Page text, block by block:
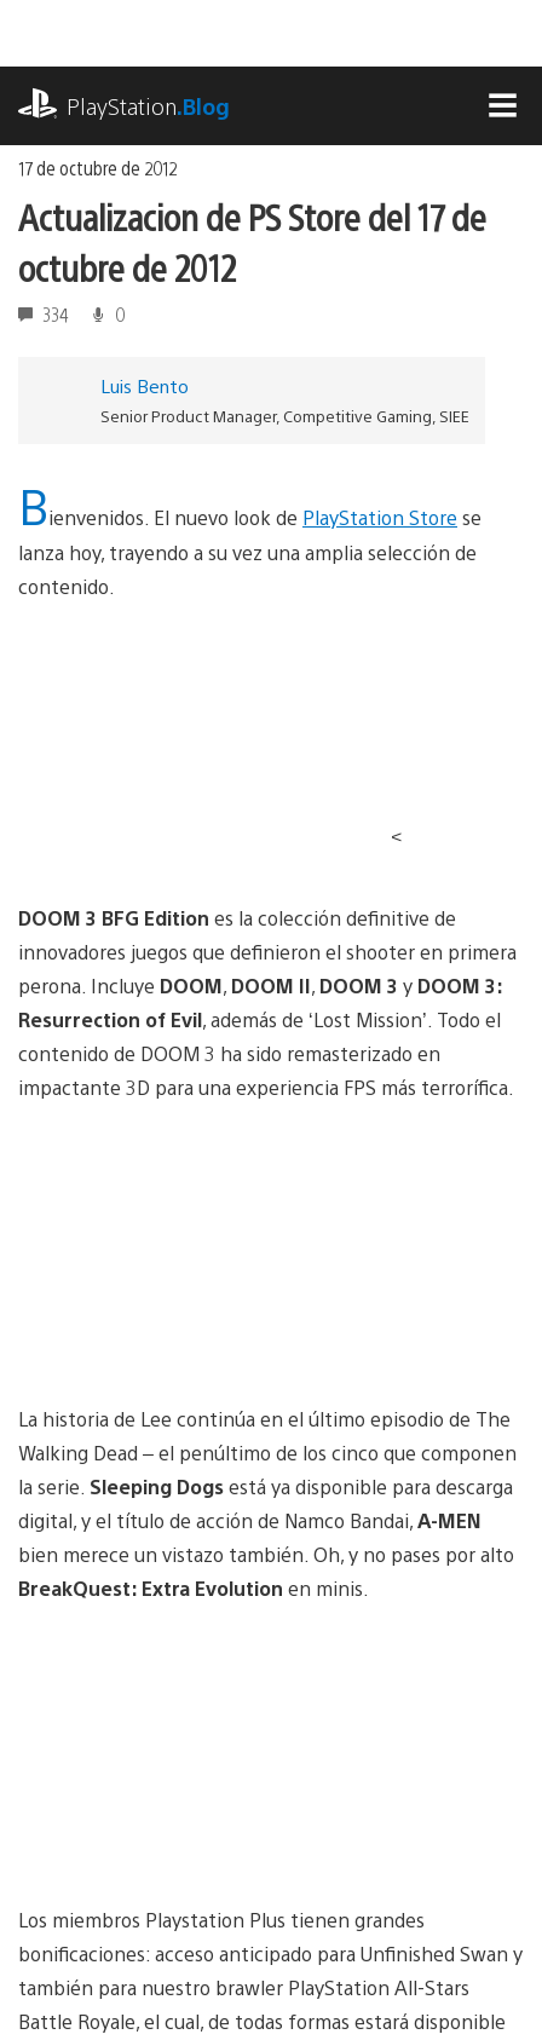
contenido
PlayStation.Blog
17 de octubre de 2012
Actualizacion de PS Store del 17 de
octubre de 2012
334 0
Luis Bento
Senior Product Manager, Competitive Gaming, SIEE
Bienvenidos. El nuevo look de PlayStation Store se
lanza hoy, trayendo a su vez una amplia selección de
contenido.
<
DOOM 3 BFG Edition es la colección definitive de
innovadores juegos que definieron el shooter en primera
perona. Incluye DOOM, DOOM II, DOOM 3 y DOOM 3:
Resurrection of Evil, además de ‘Lost Mission’. Todo el
contenido de DOOM 3 ha sido remasterizado en
impactante 3D para una experiencia FPS más terrorífica.
La historia de Lee continúa en el último episodio de The
Walking Dead – el penúltimo de los cinco que componen
la serie. Sleeping Dogsestá ya disponible para descarga
digital, y el título de acción de Namco Bandai,A-MEN
bien merece un vistazo también. Oh, y no pases por alto
BreakQuest: Extra Evolution en minis.
Los miembros Playstation Plus tienen grandes
bonificaciones: acceso anticipado para Unfinished Swan y
también para nuestro brawler PlayStation All-Stars
Battle Royale, el cual, de todas formas estará disponible